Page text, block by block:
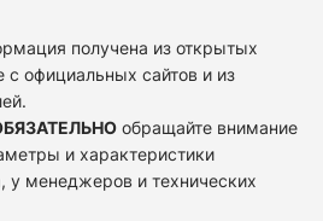
получена из открытых
с официальных сайтов и из
обращайте внимание
и характеристики
у менеджеров и технических